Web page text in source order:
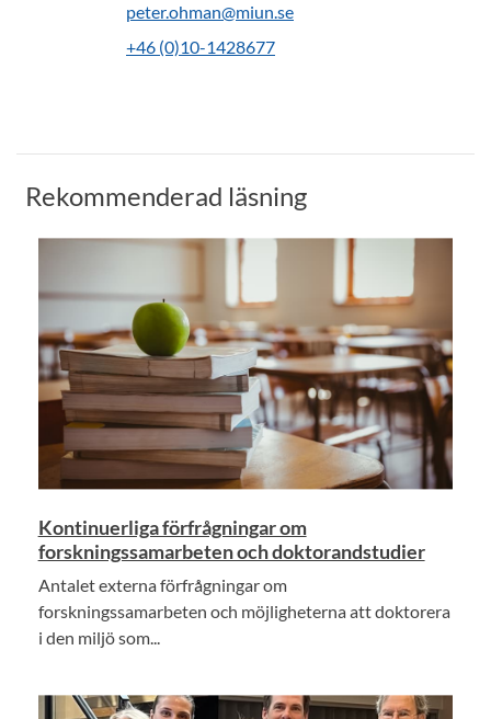
peter.ohman@miun.se
+46 (0)10-1428677
Rekommenderad läsning
Kontinuerliga förfrågningar om
forskningssamarbeten och doktorandstudier
Antalet externa förfrågningar om
forskningssamarbeten och möjligheterna att doktorera
i den miljö som...